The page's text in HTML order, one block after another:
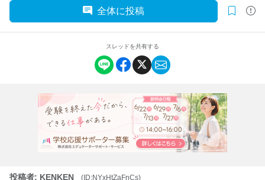
全体に投稿
スレッドを共有する
投稿者: KENKEN
(ID:NYxHtZaFnCs)